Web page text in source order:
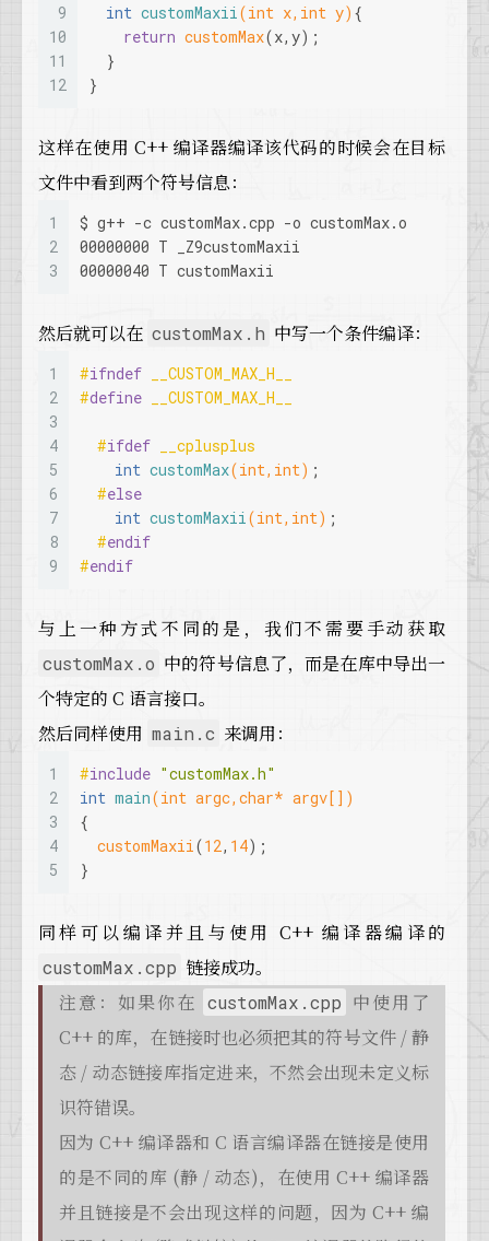
9
10
11
12
int customMaxii (int x, int y) {
return customMax(x,y);
  }
}
这样在使用 C++ 编译器编译该代码的时候会在目标
文件中看到两个符号信息：
1
2
3
$ g++ -c customMax.cpp -o customMax.o
00000000 T _Z9customMaxii
00000040 T customMaxii
然后就可以在 customMax.h 中写一个条件编译：
1
2
3
4
5
6
7
8
9
#ifndef __CUSTOM_MAX_H__
#define __CUSTOM_MAX_H__
#ifdef __cplusplus
int customMax(int, int) ;
#else
int customMaxii (int, int) ;
#endif
#endif
与上一种方式不同的是，我们不需要手动获取
customMax.o 中的符号信息了，而是在库中导出一
个特定的 C 语言接口。
然后同样使用 main.c 来调用：
1
2
3
4
5
#include "customMax.h"
int main(int argc, char* argv[])
{
customMaxii (12, 14);
}
同样可以编译并且与使用 C++ 编译器编译的
customMax.cpp 链接成功。
注意：如果你在 customMax.cpp 中使用了
C++ 的库，在链接时也必须把其的符号文件 / 静
态 / 动态链接库指定进来，不然会出现未定义标
识符错误。
因为 C++ 编译器和 C 语言编译器在链接是使用
的是不同的库 (静 / 动态)，在使用 C++ 编译器
并且链接是不会出现这样的问题，因为 C++ 编